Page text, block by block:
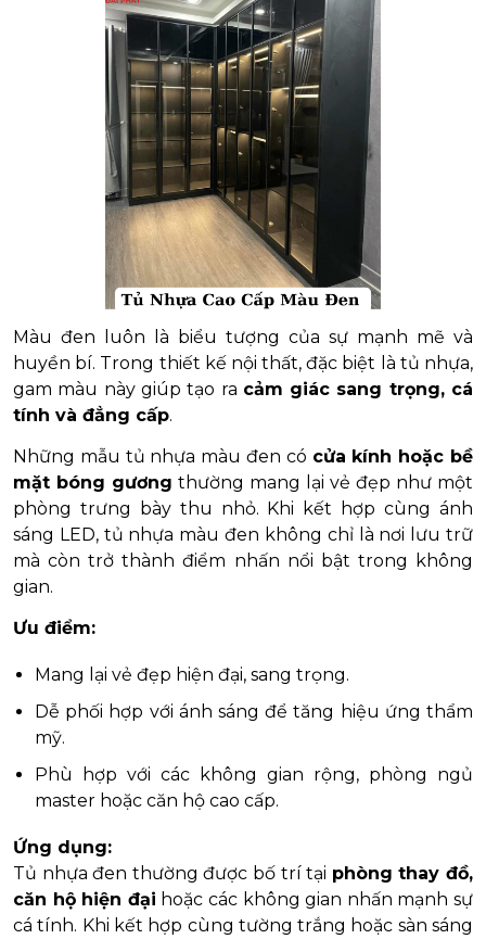
Màu đen luôn là biểu tượng của sự mạnh mẽ và
huyền bí. Trong thiết kế nội thất, đặc biệt là tủ nhựa,
gam màu này giúp tạo ra cảm giác sang trọng, cá
tính và đẳng cấp.
Những mẫu tủ nhựa màu đen có cửa kính hoặc bề
mặt bóng gương thường mang lại vẻ đẹp như một
phòng trưng bày thu nhỏ. Khi kết hợp cùng ánh
sáng LED, tủ nhựa màu đen không chỉ là nơi lưu trữ
mà còn trở thành điểm nhấn nổi bật trong không
gian.
Ưu điểm:
Mang lại vẻ đẹp hiện đại, sang trọng.
Dễ phối hợp với ánh sáng để tăng hiệu ứng thẩm
mỹ.
Phù hợp với các không gian rộng, phòng ngủ
master hoặc căn hộ cao cấp.
Ứng dụng:
Tủ nhựa đen thường được bố trí tại phòng thay đồ,
căn hộ hiện đại hoặc các không gian nhấn mạnh sự
cá tính. Khi kết hợp cùng tường trắng hoặc sàn sáng